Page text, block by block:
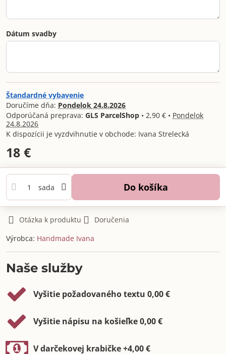
Dátum svadby
Štandardné vybavenie
Doručíme dňa: Pondelok 24.8.2026
GLS ParcelShop • 2,90 € • Pondelok
24.8.2026
Ivana Strelecká
18 €
sada Do košíka
Otázka k produktu
Doručenia
Výrobca: Handmade Ivana
Naše služby
Vyšitie požadovaného textu 0,00 €
Vyšitie nápisu na košieľke 0,00 €
V darčekovej krabičke +4,00 €